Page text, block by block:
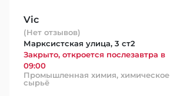
Vic
(Нет отзывов)
Марксистская улица, 3 ст2
Закрыто, откроется послезавтра в
09:00
Промышленная химия, химическое
сырьё